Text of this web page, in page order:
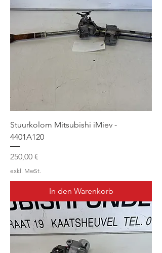
Stuurkolom Mitsubishi iMiev -
4401A120
Preis
250,00 €
exkl. MwSt.
In den Warenkorb